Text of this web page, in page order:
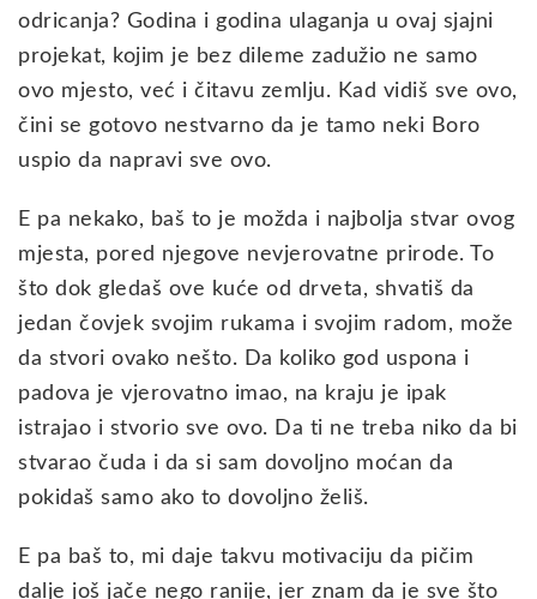
odricanja? Godina i godina ulaganja u ovaj sjajni
projekat, kojim je bez dileme zadužio ne samo
ovo mjesto, već i čitavu zemlju. Kad vidiš sve ovo,
čini se gotovo nestvarno da je tamo neki Boro
uspio da napravi sve ovo.
E pa nekako, baš to je možda i najbolja stvar ovog
mjesta, pored njegove nevjerovatne prirode. To
što dok gledaš ove kuće od drveta, shvatiš da
jedan čovjek svojim rukama i svojim radom, može
da stvori ovako nešto. Da koliko god uspona i
padova je vjerovatno imao, na kraju je ipak
istrajao i stvorio sve ovo. Da ti ne treba niko da bi
stvarao čuda i da si sam dovoljno moćan da
pokidaš samo ako to dovoljno želiš.
E pa baš to, mi daje takvu motivaciju da pičim
dalje još jače nego ranije, jer znam da je sve što